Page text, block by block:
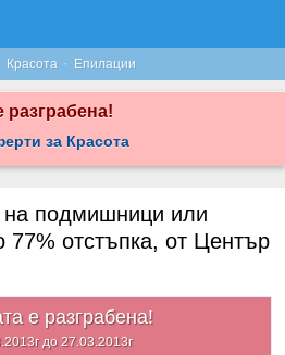
Красота · Епилации
разграбена!
за Красота
подмишници или
отстъпка, от Център
е разграбена!
до 27.03.2013г